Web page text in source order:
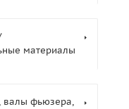
материалы
валы фьюзера,